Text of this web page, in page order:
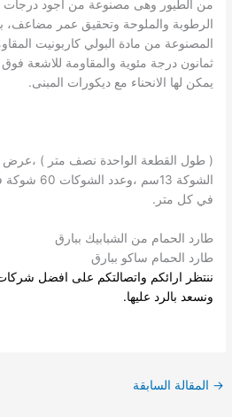
الرطوبة والملوحة وتحقيق عمر مضاعف،
المصنوعة من مادة البولي كاربونيت
ثمانون درجة مئوية والمقاومة للاشعة فوق
يمكن لها الانحناء مع ديكورات المبنى.
في كل متر.
طارد الحمام من الشبابيك ببارق
طارد الحمام ساكو ببارق
ننتظر ارائكم واتصالتكم على افضل
ونسعد بالرد عليها.
→ المقالة السابقة